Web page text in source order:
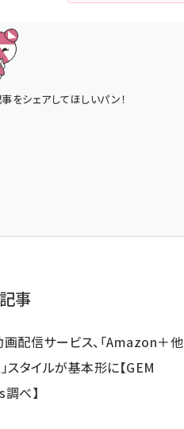
をシェアしてほしいパン！
事
配信サービス、「Amazon＋他
スタイルが基本形に【GEM
べ】